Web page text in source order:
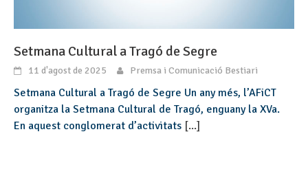
Setmana Cultural a Tragó de Segre
11 d'agost de 2025 Premsa i Comunicació Bestiari
Setmana Cultural a Tragó de Segre Un any més, l’AFiCT
organitza la Setmana Cultural de Tragó, enguany la XVa.
En aquest conglomerat d’activitats [...]